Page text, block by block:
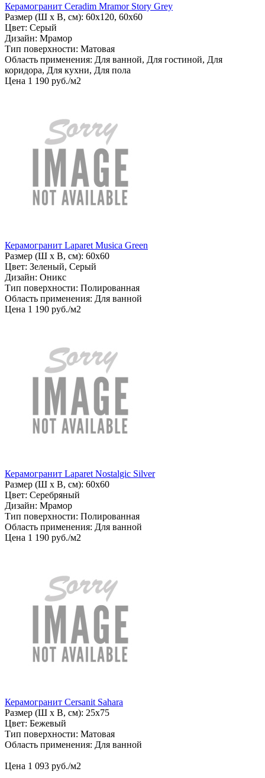
Керамогранит Ceradim Mramor Story Grey
Размер (Ш х В, см): 60х120, 60х60
Цвет: Серый
Дизайн: Мрамор
Тип поверхности: Матовая
Область применения: Для ванной, Для гостиной, Для
коридора, Для кухни, Для пола
Цена 1 190 руб./м2
Керамогранит Laparet Musica Green
Размер (Ш х В, см): 60х60
Цвет: Зеленый, Серый
Дизайн: Оникс
Тип поверхности: Полированная
Область применения: Для ванной
Цена 1 190 руб./м2
Керамогранит Laparet Nostalgic Silver
Размер (Ш х В, см): 60х60
Цвет: Серебряный
Дизайн: Мрамор
Тип поверхности: Полированная
Область применения: Для ванной
Цена 1 190 руб./м2
Керамогранит Cersanit Sahara
Размер (Ш х В, см): 25х75
Цвет: Бежевый
Тип поверхности: Матовая
Область применения: Для ванной
Цена 1 093 руб./м2